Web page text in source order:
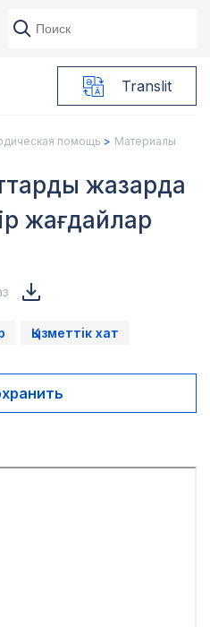
Translit
помощь Материалы
жазарда
жағдайлар
Қызметтiк хат